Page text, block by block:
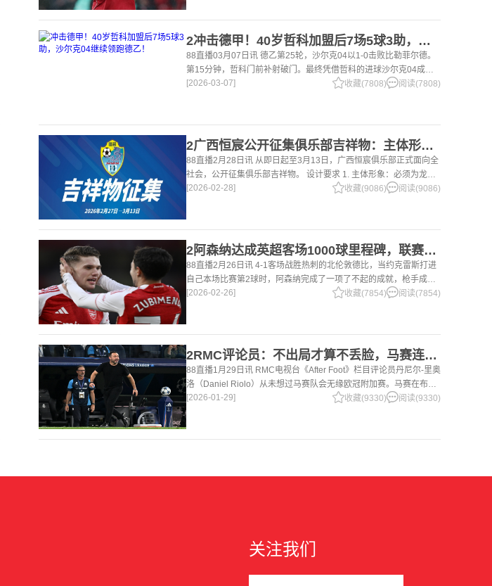
2冲击德甲！40岁哲科加盟后7场5球3助，沙尔克04继续领跑德乙！
88直播03月07日讯 德乙第25轮，沙尔克04以1-0击败比勒菲尔德。
第15分钟，哲科门前补射破门。最终凭借哲科的进球沙尔克04成功
拿到3分，继续领跑德乙。 哲科还有10天将迎来自己40岁生日，在
[2026-03-07] 收藏(7808) 阅读(7808)
2广西恒宸公开征集俱乐部吉祥物：主体形象必须为龙
88直播2月28日讯 从即日起至3月13日，广西恒宸俱乐部正式面向全
社会，公开征集俱乐部吉祥物。 设计要求 1. 主体形象：必须为龙。
龙，是中华民族的精神图腾，象征着力量、进取与好运。在广西，这
[2026-02-28] 收藏(9086) 阅读(9086)
2阿森纳达成英超客场1000球里程碑，联赛历史仅次于曼联的1063球
88直播2月26日讯 4-1客场战胜热刺的北伦敦德比，当约克雷斯打进
自己本场比赛第2球时，阿森纳完成了一项了不起的成就，枪手成为
英超历史第2支在客场打进1000球的球队，仅次于曼联的1063球。
[2026-02-26] 收藏(7854) 阅读(7854)
2RMC评论员：不出局才算不丢脸，马赛连这最低要求也没做到
88直播1月29日讯 RMC电视台《After Foot》栏目评论员丹尼尔-里奥
洛（Daniel Riolo）从未想过马赛队会无缘欧冠附加赛。马赛在布鲁
日以0-3惨败后，里奥洛对马赛被淘汰一事进行了严
[2026-01-29] 收藏(9330) 阅读(9330)
关注我们